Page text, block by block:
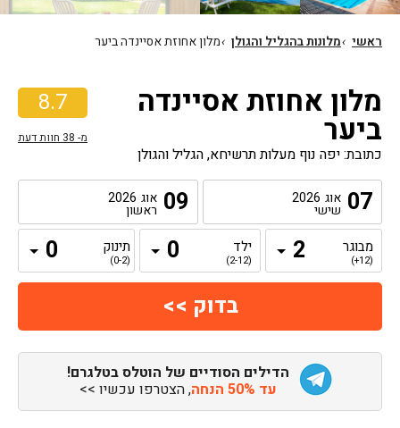
ראשי ›מלונות בהגליל והגולן ›מלון אחוזת אסיינדה ביער
8.7
מ- 38 חוות דעת
מלון אחוזת אסיינדה
ביער
כתובת: יפה נוף מעלות תרשיחא, הגליל והגולן
07 אוג 2026
שישי 09 אוג 2026
ראשון
מבוגר
(12+)
ילד
(2-12)
תינוק
(0-2)
הדילים הסודיים של הוטלס בטלגרם!
עד 50% הנחה , הצטרפו עכשיו >>